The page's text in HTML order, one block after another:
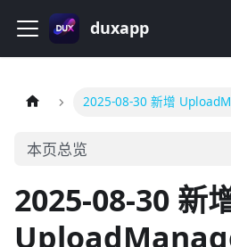
duxapp
2025-08-30 新增
本页总览
2025-08-30 新